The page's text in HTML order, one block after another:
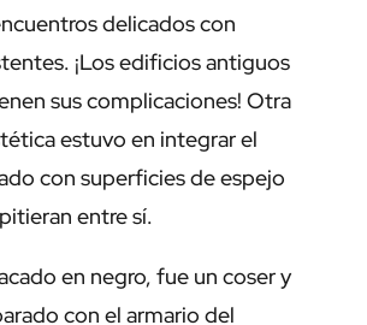
delicados con
¡Los edificios antiguos
sus complicaciones! Otra
estuvo en integrar el
con superficies de espejo
entre sí.
en negro, fue un coser y
con el armario del